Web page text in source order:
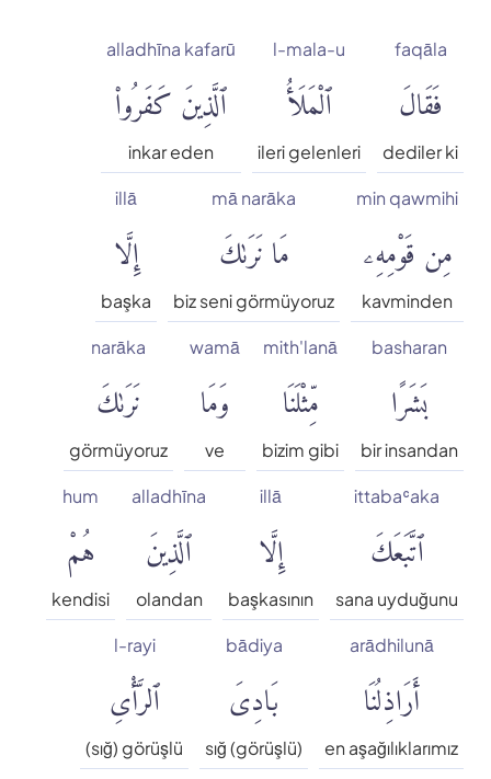
faqāla
فَقَالَ
dediler ki
l-mala-u
ٱلْمَلَأُ
ileri gelenleri
alladhīna kafarū
ٱلَّذِينَ كَفَرُوا۟
inkar eden
min qawmihi
مِن قَوْمِهِۦ
kavminden
mā narāka
مَا نَرَىٰكَ
biz seni görmüyoruz
illā
إِلَّا
başka
basharan
بَشَرًا
bir insandan
mith'lanā
مِّثْلَنَا
bizim gibi
wamā
وَمَا
ve
narāka
نَرَىٰكَ
görmüyoruz
ittabaʿaka
ٱتَّبَعَكَ
sana uyduğunu
illā
إِلَّا
başkasının
alladhīna
ٱلَّذِينَ
olandan
hum
هُمْ
kendisi
arādhilunā
أَرَاذِلُنَا
en aşağılıklarımız
bādiya
بَادِىَ
sığ (görüşlü)
l-rayi
ٱلرَّأْىِ
(sığ) görüşlü